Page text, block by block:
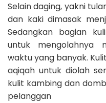
Selain daging, yakni
dan kaki dimasak
Sedangkan bagian
untuk mengolahnya
waktu yang banyak.
aqiqah untuk diolah
kulit kambing dan
pelanggan